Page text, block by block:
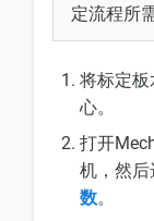
定流程所
将标定板
心。
打开
机，然后
数。